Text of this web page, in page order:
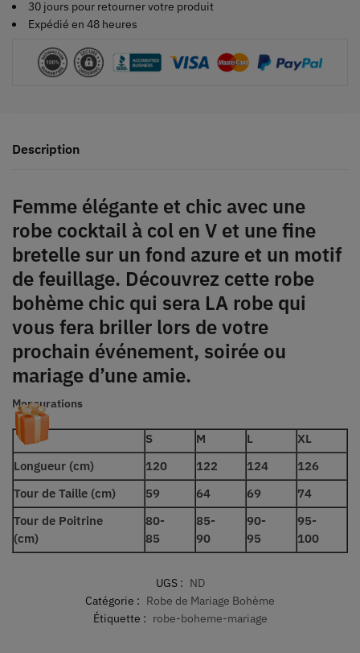
30 jours pour retourner votre produit
Expédié en 48 heures
Description
Femme élégante et chic avec une
robe cocktail à col en V et une fine
bretelle sur un fond azure et un motif
de feuillage. Découvrez cette robe
bohème chic qui sera LA robe qui
vous fera briller lors de votre
prochain événement, soirée ou
mariage d’une amie.
Mensurations
S M L
XL
Longueur (cm)
120 122 124
126
Tour de Taille (cm)
59 64 69
74
Tour de Poitrine
(cm)
80-
85
85-
90
90-
95
95-
100
UGS : ND
Catégorie : Robe de Mariage Bohème
Étiquette : robe-boheme-mariage